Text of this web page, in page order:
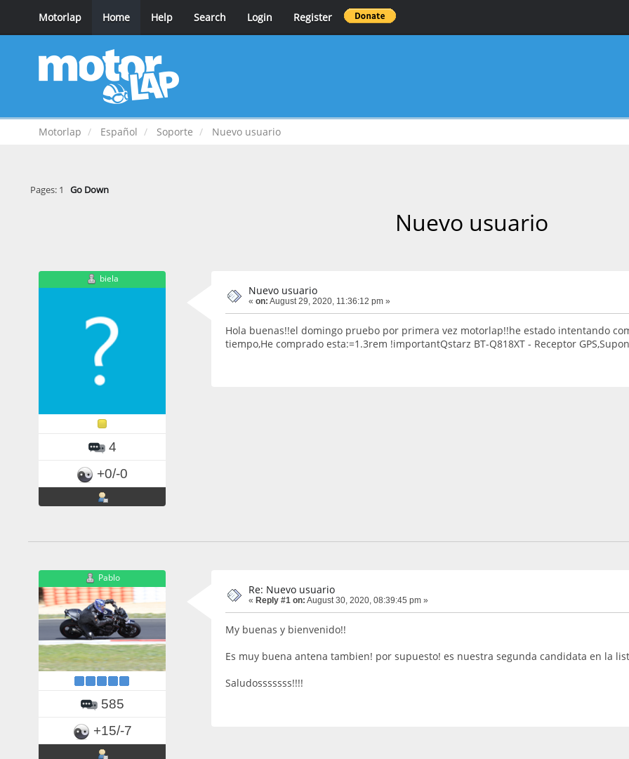
Motorlap Home Help Search Login Register
Motorlap Español Soporte Nuevo usuario
Pages: 1 Go Down
Nuevo usuario
biela
4
+0/-0
Nuevo usuario
« on: August 29, 2020, 11:36:12 pm »
Hola buenas!!el domingo pruebo por primera vez motorlap!!he estado intentando
tiempo,He comprado esta:=1.3rem !importantQstarz BT-Q818XT - Receptor
Pablo
585
+15/-7
Re: Nuevo usuario
« Reply #1 on: August 30, 2020, 08:39:45 pm »
My buenas y bienvenido!!
Es muy buena antena tambien! por supuesto! es nuestra segunda candidata en la
Saludosssssss!!!!